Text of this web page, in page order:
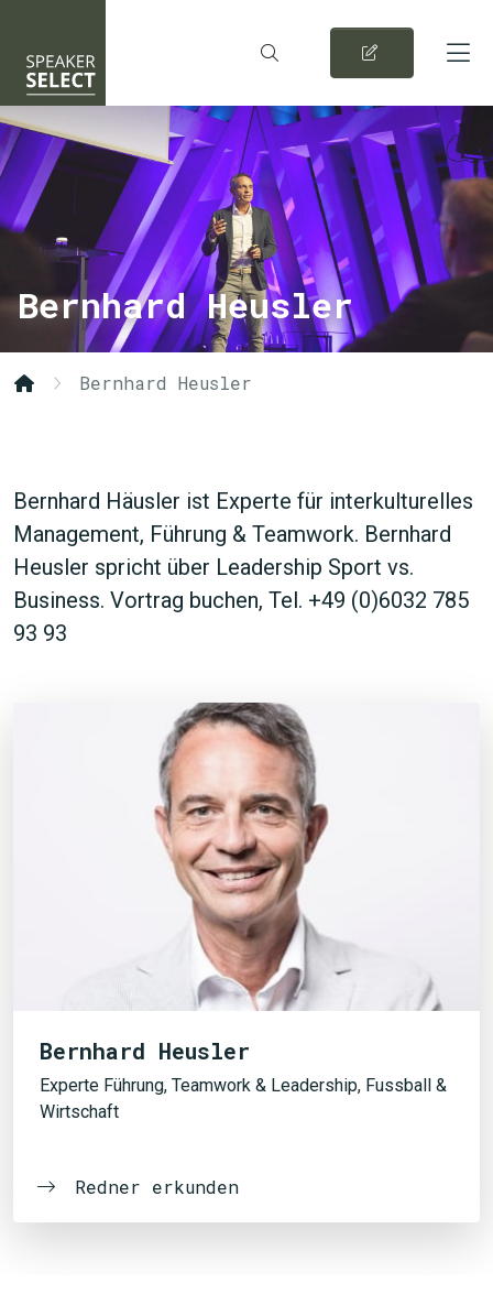
Bernhard Heusler
Bernhard Heusler
Bernhard Häusler ist Experte für interkulturelles
Management, Führung & Teamwork. Bernhard
Heusler spricht über Leadership Sport vs.
Business. Vortrag buchen, Tel. +49 (0)6032 785
93 93
Bernhard Heusler
Experte Führung, Teamwork & Leadership, Fussball &
Wirtschaft
Redner erkunden